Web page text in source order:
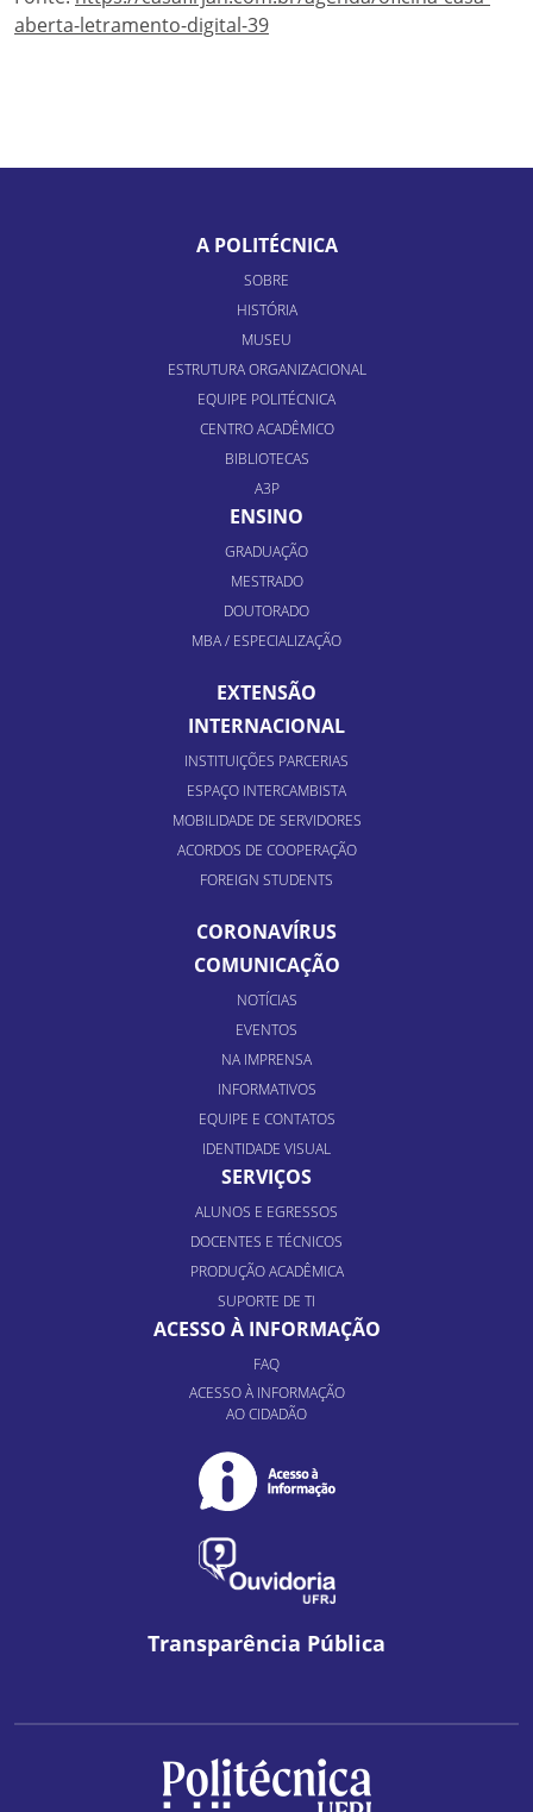
aberta-letramento-digital-39
A POLITÉCNICA
SOBRE
HISTÓRIA
MUSEU
ESTRUTURA ORGANIZACIONAL
EQUIPE POLITÉCNICA
CENTRO ACADÊMICO
BIBLIOTECAS
A3P
ENSINO
GRADUAÇÃO
MESTRADO
DOUTORADO
MBA / ESPECIALIZAÇÃO
EXTENSÃO
INTERNACIONAL
INSTITUIÇÕES PARCERIAS
ESPAÇO INTERCAMBISTA
MOBILIDADE DE SERVIDORES
ACORDOS DE COOPERAÇÃO
FOREIGN STUDENTS
CORONAVÍRUS
COMUNICAÇÃO
NOTÍCIAS
EVENTOS
NA IMPRENSA
INFORMATIVOS
EQUIPE E CONTATOS
IDENTIDADE VISUAL
SERVIÇOS
ALUNOS E EGRESSOS
DOCENTES E TÉCNICOS
PRODUÇÃO ACADÊMICA
SUPORTE DE TI
ACESSO À INFORMAÇÃO
FAQ
ACESSO À INFORMAÇÃO
AO CIDADÃO
Transparência Pública